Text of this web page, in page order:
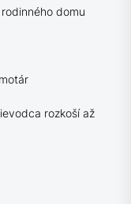
domu
rozkoší až